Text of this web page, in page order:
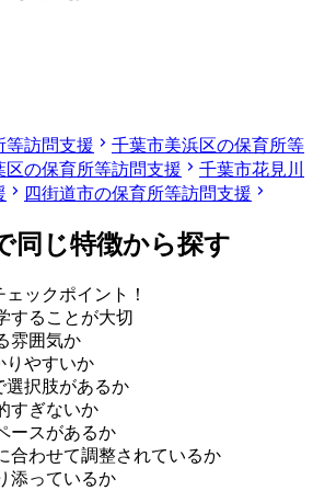
等訪問支援
千葉市美浜区の保育所等
区の保育所等訪問支援
千葉市花見川
四街道市の保育所等訪問支援
同じ特徴から探す
ックポイント！
することが大切
雰囲気か
りやすいか
選択肢があるか
すぎないか
ースがあるか
合わせて調整されているか
添っているか